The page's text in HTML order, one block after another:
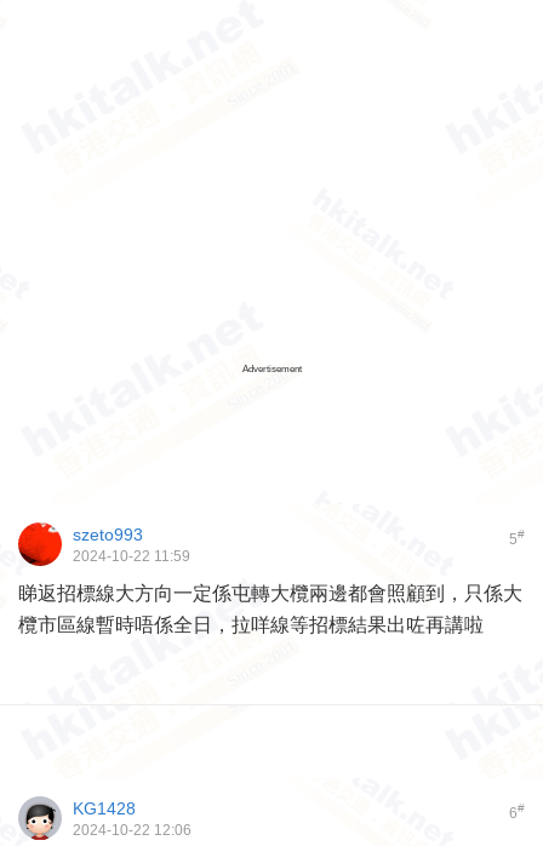
Advertisement
5#
szeto993
2024-10-22 11:59
睇返招標線大方向一定係屯轉大欖兩邊都會照顧到，只係大
欖市區線暫時唔係全日，拉咩線等招標結果出咗再講啦
6#
KG1428
2024-10-22 12:06